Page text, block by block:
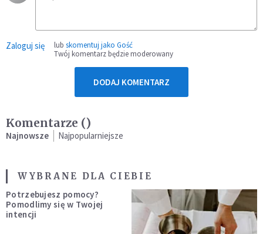
Zaloguj się lub skomentuj jako Gość
Twój komentarz będzie moderowany
DODAJ KOMENTARZ
Komentarze ()
Najnowsze Najpopularniejsze
WYBRANE DLA CIEBIE
Potrzebujesz pomocy?
Pomodlimy się w Twojej
intencji